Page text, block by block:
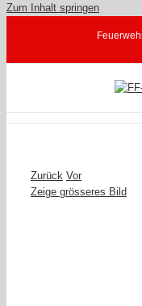
Zum Inhalt springen
Zurück Vor
Zeige grösseres Bild